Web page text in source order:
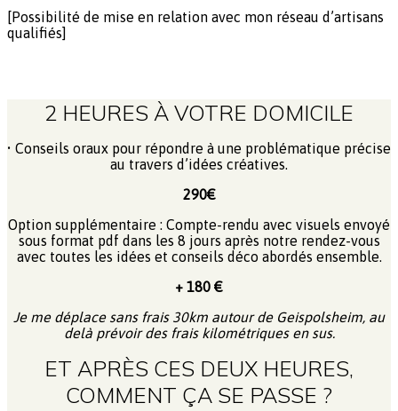
[Possibilité de mise en relation avec mon réseau d’artisans
qualifiés]
2 HEURES À VOTRE DOMICILE
• Conseils oraux pour répondre à une problématique précise
au travers d’idées créatives.
290€
Option supplémentaire : Compte-rendu avec visuels envoyé
sous format pdf dans les 8 jours après notre rendez-vous
avec toutes les idées et conseils déco abordés ensemble.
+ 180 €
Je me déplace sans frais 30km autour de Geispolsheim, au
delà prévoir des frais kilométriques en sus.
ET APRÈS CES DEUX HEURES,
COMMENT ÇA SE PASSE ?